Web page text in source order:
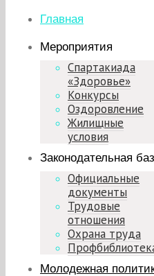
Главная
Мероприятия
Спартакиада
«Здоровье»
Конкурсы
Оздоровление
Жилищные
условия
Законодательная
Официальные
документы
Трудовые
отношения
Охрана труда
Молодежная